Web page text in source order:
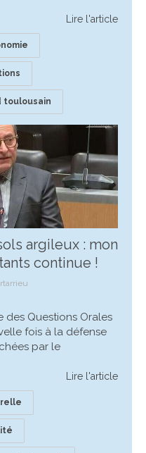
Lire l'article
toulousain
argileux : mon
continue !
des Questions Orales
fois à la défense
par le
Lire l'article